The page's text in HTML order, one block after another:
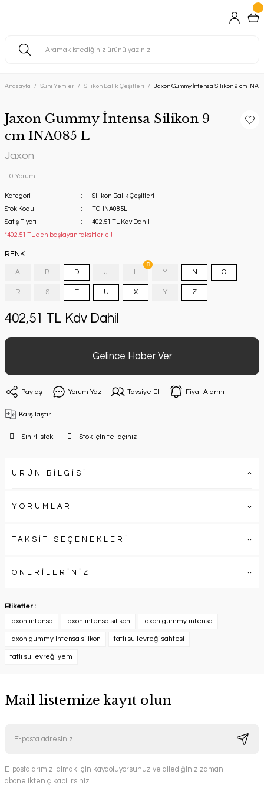
Anasayfa Suni Yemler Silikon Balık Çeşitleri Jaxon Gummy İntensa Silikon 9 cm
Jaxon Gummy İntensa Silikon 9
cm INA085 L
Jaxon
0 Yorum
Kategori
Silikon Balık Çeşitleri
Stok Kodu
TG-INA085L
Satış Fiyatı
402,51 TL Kdv Dahil
*402,51 TL den başlayan taksitlerle!!
RENK
A B D J L M N O
R S T U X Y Z
402,51 TL Kdv Dahil
Gelince Haber Ver
Paylaş Yorum Yaz Tavsiye Et Fiyat Alarmı
Karşılaştır
Sınırlı stok Stok için tel açınız
ÜRÜN BİLGİSİ
YORUMLAR
TAKSİT SEÇENEKLERİ
ÖNERİLERİNİZ
Etiketler :
jaxon intensa
jaxon intensa silikon jaxon gummy intensa
jaxon gummy intensa silikon tatlı su levreği sahtesi
tatlı su levreği yem
Mail listemize kayıt olun
E-postalarımızı almak için kaydoluyorsunuz ve dilediğiniz zaman
abonelikten çıkabilirsiniz.